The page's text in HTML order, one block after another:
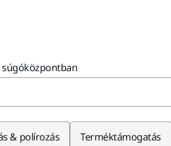
súgóközpontban
& polírozás Terméktámogatás